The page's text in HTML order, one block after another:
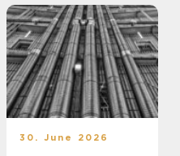
30. June 2026